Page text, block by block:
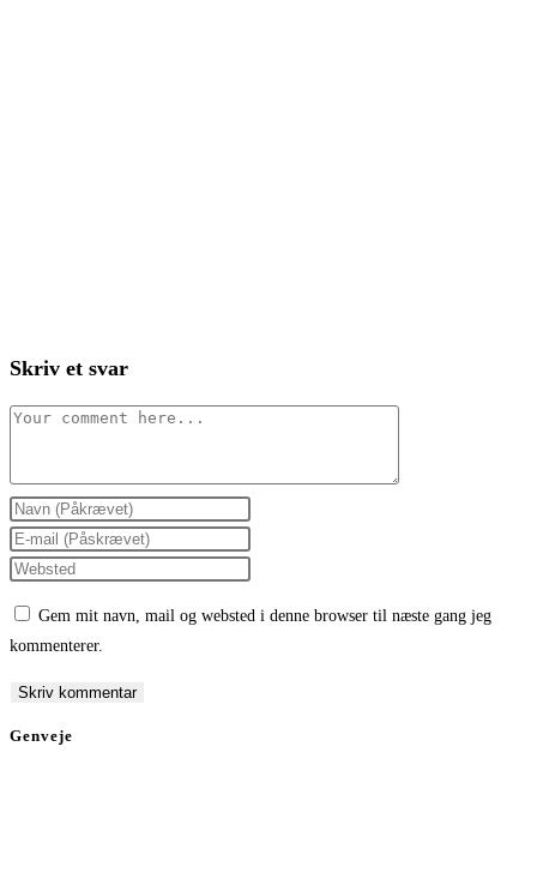
Skriv et svar
Comment
Enter
your
name
comment
Enter
your
comment
Enter
(optional)
Gem mit navn, mail og websted i denne browser til næste gang jeg
kommenterer.
Genveje